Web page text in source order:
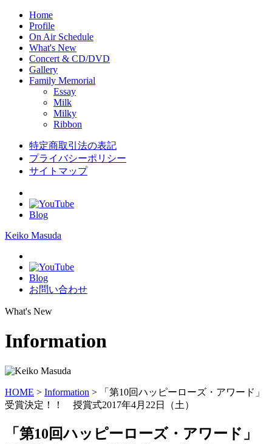
Home
Profile
On Air Schedule
What's New
Concert & CD/DVD
Gallery
Family Memorial
Essay
Milk
Milky
Ribbon
特定商取引法の表記
プライバシーポリシー
サイトマップ
Blog
Keiko Masuda
Blog
お問い合わせ
What's New
Information
HOME > Information >
「第10回ハッピーローズ・アワード」
受賞決定！！ 授賞式2017年4月22日（土）
「第10回ハッピーローズ・アワード」